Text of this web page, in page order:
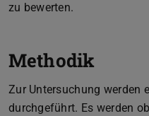
zu bewerten.
Methodik
Zur Untersuchung werden
durchgeführt. Es werden